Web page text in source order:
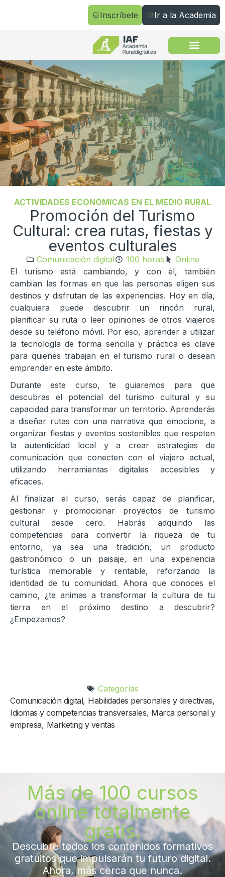
Inscríbete Ir a la Academia
ACTIVIDADES ECONÓMICAS EN EL MEDIO RURAL
Promoción del Turismo
Cultural: crea rutas, fiestas y
eventos culturales
Comunicación digital 100 horas
Online
El turismo está cambiando, y con él, también
cambian las formas en que las personas eligen sus
destinos y disfrutan de las experiencias. Hoy en día,
cualquiera puede descubrir un rincón rural,
planificar su ruta o leer opiniones de otros viajeros
desde su teléfono móvil. Por eso, aprender a utilizar
la tecnología de forma sencilla y práctica es clave
para quienes trabajan en el turismo rural o desean
emprender en este ámbito.
Durante este curso, te guiaremos para que
descubras el potencial del turismo cultural y su
capacidad para transformar un territorio. Aprenderás
a diseñar rutas con una narrativa que emocione, a
organizar fiestas y eventos sostenibles que respeten
la autenticidad local y a crear estrategias de
comunicación que conecten con el viajero actual,
utilizando herramientas digitales accesibles y
eficaces.
Al finalizar el curso, serás capaz de planificar,
gestionar y promocionar proyectos de turismo
cultural desde cero. Habrás adquirido las
competencias para convertir la riqueza de tu
entorno, ya sea una tradición, un producto
gastronómico o un paisaje, en una experiencia
turística memorable y rentable, reforzando la
identidad de tu comunidad. Ahora que conoces el
camino, ¿te animas a transformar la cultura de tu
tierra en el próximo destino a descubrir?
¿Empezamos?
Categorías
Comunicación digital, Habilidades personales y directivas,
Idiomas y competencias transversales, Marca personal y
empresa, Marketing y ventas
Más de 100 cursos
online totalmente
gratis.
Descubre todos los contenidos formativos
gratuitos que impulsarán tu futuro digital.
Ahora, más cerca que nunca.